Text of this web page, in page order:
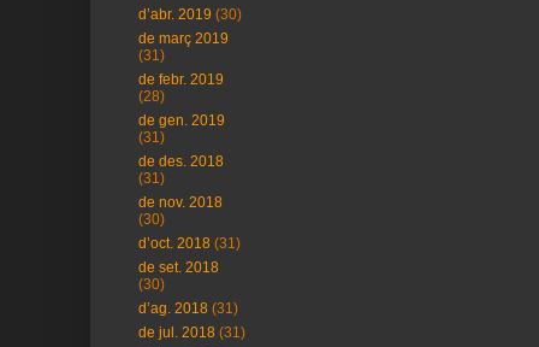
d’abr. 2019 (30)
de març 2019
(31)
de febr. 2019
(28)
de gen. 2019
(31)
de des. 2018
(31)
de nov. 2018
(30)
d’oct. 2018 (31)
de set. 2018
(30)
d’ag. 2018 (31)
de jul. 2018 (31)